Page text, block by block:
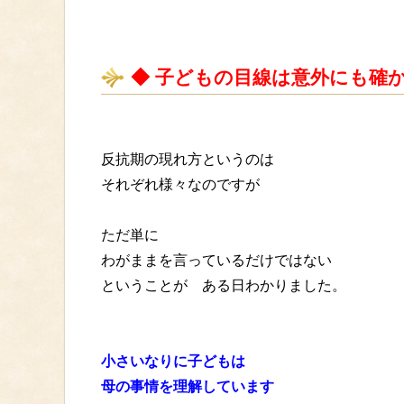
◆ 子どもの目線は意外にも確
反抗期の現れ方というのは
それぞれ様々なのですが
ただ単に
わがままを言っているだけではない
ということが ある日わかりました。
小さいなりに子どもは
母の事情を理解しています